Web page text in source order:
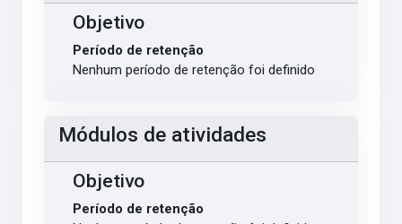
Objetivo
Período de retenção
Nenhum período de retenção foi definido
Módulos de atividades
Objetivo
Período de retenção